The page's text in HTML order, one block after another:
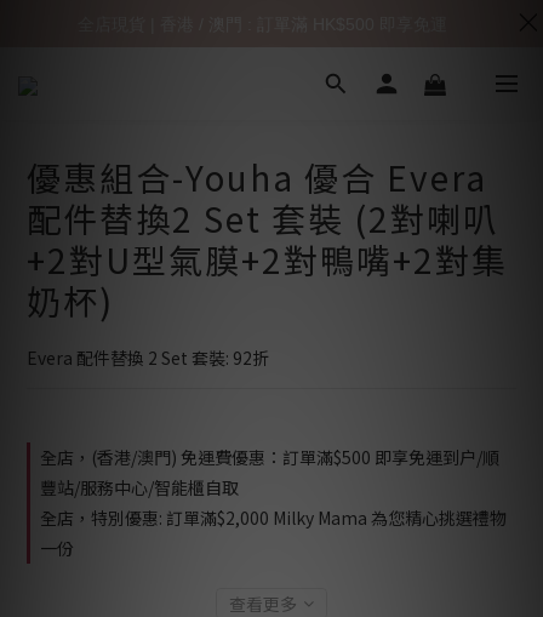
優惠組合-Youha 優合 Evera
配件替換2 Set 套裝 (2對喇叭
+2對U型氣膜+2對鴨嘴+2對集
奶杯)
Evera 配件替換 2 Set 套裝: 92折
全店，(香港/澳門) 免運費優惠：訂單滿$500 即享免運到户/順
豐站/服務中心/智能櫃自取
全店，特別優惠: 訂單滿$2,000 Milky Mama 為您精心挑選禮物
一份
查看更多